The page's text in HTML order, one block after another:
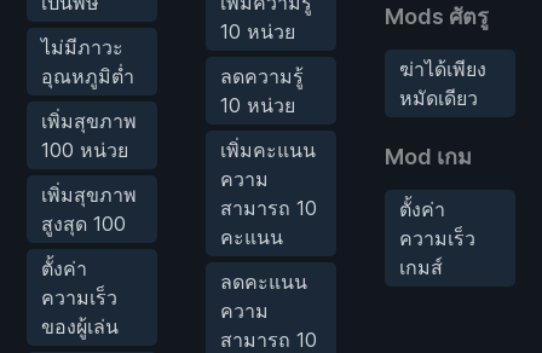
ไม่มีภาวะ
อุณหภูมิต่ำ
เพิ่มสุขภาพ
100 หน่วย
เพิ่มสุขภาพ
สูงสุด 100
ตั้งค่า
ความเร็ว
ของผู้เล่น
10 หน่วย
ลดความรู้
10 หน่วย
เพิ่มคะแนน
ความ
สามารถ 10
คะแนน
ลดคะแนน
ความ
สามารถ 10
Mods ศัตรู
ฆ่าได้เพียง
หมัดเดียว
Mod เกม
ตั้งค่า
ความเร็ว
เกมส์